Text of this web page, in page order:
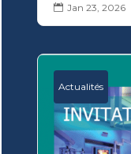
 Jan 23, 2026
Actualités